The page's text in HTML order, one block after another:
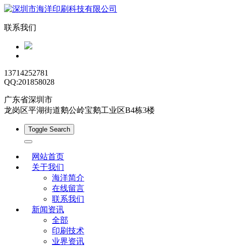
联系我们
13714252781
QQ:201858028
广东省深圳市
龙岗区平湖街道鹅公岭宝鹅工业区B4栋3楼
Toggle Search
网站首页
关于我们
海洋简介
在线留言
联系我们
新闻资讯
全部
印刷技术
业界资讯